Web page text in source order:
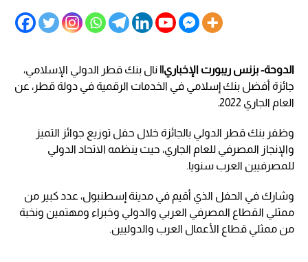
الدوحة- بزنس ريبورت الإخباري|| نال بنك قطر الدولي الإسلامي،
جائزة أفضل بنك إسلامي في الخدمات الرقمية في دولة قطر، عن
العام الجاري 2022.
وظفر بنك قطر الدولي بالجائزة خلال حفل توزيع جوائز التميز
والإنجاز المصرفي للعام الجاري، حيث ينظمه الاتحاد الدولي
للمصرفيين العرب سنويا.
وشارك في الحفل الذي أقيم في مدينة إسطنبول، عدد كبير من
ممثلي القطاع المصرفي العربي والدولي وخبراء ومهتمين ونخبة
من ممثلي قطاع الأعمال العرب والدوليين.